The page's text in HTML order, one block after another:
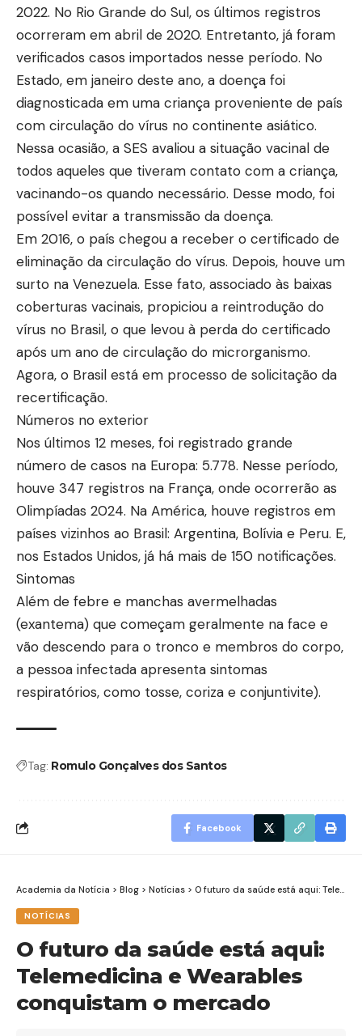
2022. No Rio Grande do Sul, os últimos registros
ocorreram em abril de 2020. Entretanto, já foram
verificados casos importados nesse período. No
Estado, em janeiro deste ano, a doença foi
diagnosticada em uma criança proveniente de país
com circulação do vírus no continente asiático.
Nessa ocasião, a SES avaliou a situação vacinal de
todos aqueles que tiveram contato com a criança,
vacinando-os quando necessário. Desse modo, foi
possível evitar a transmissão da doença.
Em 2016, o país chegou a receber o certificado de
eliminação da circulação do vírus. Depois, houve um
surto na Venezuela. Esse fato, associado às baixas
coberturas vacinais, propiciou a reintrodução do
vírus no Brasil, o que levou à perda do certificado
após um ano de circulação do microrganismo.
Agora, o Brasil está em processo de solicitação da
recertificação.
Números no exterior
Nos últimos 12 meses, foi registrado grande
número de casos na Europa: 5.778. Nesse período,
houve 347 registros na França, onde ocorrerão as
Olimpíadas 2024. Na América, houve registros em
países vizinhos ao Brasil: Argentina, Bolívia e Peru. E,
nos Estados Unidos, já há mais de 150 notificações.
Sintomas
Além de febre e manchas avermelhadas
(exantema) que começam geralmente na face e
vão descendo para o tronco e membros do corpo,
a pessoa infectada apresenta sintomas
respiratórios, como tosse, coriza e conjuntivite).
Tag: Romulo Gonçalves dos Santos
Facebook
Academia da Notícia > Blog > Notícias > O futuro da saúde está aqui: Telemedicina e Wearables conquistam o mercado
NOTÍCIAS
O futuro da saúde está aqui:
Telemedicina e Wearables
conquistam o mercado